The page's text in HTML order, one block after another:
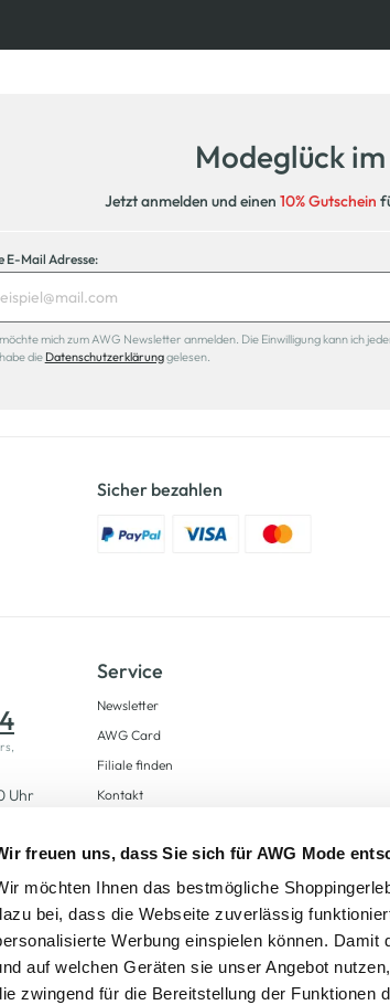
freuen uns, dass Sie sich für AWG Mode
möchten Ihnen das bestmögliche
bei, dass die Webseite zuverlässig
Werbung einspielen können.
auf welchen Geräten sie unser Angebot
zwingend für die Bereitstellung der Funktionen
Modeglück
Jetzt anmelden und einen 10% Gutschein
E-Mail Adresse:
mich zum AWG Newsletter anmelden. Die Einwilligung kann ich
die Datenschutzerklärunggelesen.
Sicher bezahlen
Uhr
Service
Newsletter
AWG Card
Filiale finden
Kontakt